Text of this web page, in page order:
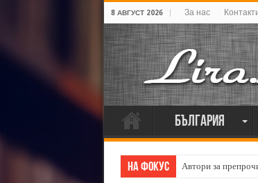
8 АВГУСТ 2026 За нас
България
На фокус Автори за